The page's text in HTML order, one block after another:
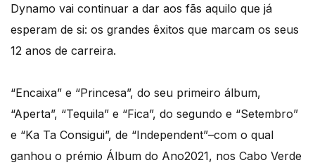
Dynamo vai continuar a dar aos fãs aquilo que já
esperam de si: os grandes êxitos que marcam os seus
12 anos de carreira.
“Encaixa” e “Princesa”, do seu primeiro álbum,
“Aperta”, “Tequila” e “Fica”, do segundo e “Setembro”
e “Ka Ta Consigui”, de “Independent”–com o qual
ganhou o prémio Álbum do Ano2021, nos Cabo Verde